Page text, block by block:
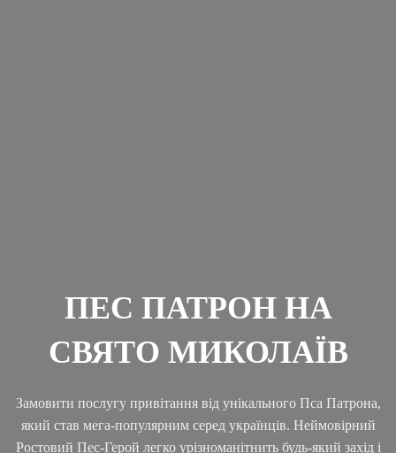
ПЕС ПАТРОН НА
СВЯТО МИКОЛАЇВ
Замовити послугу привітання від унікального Пса Патрона,
який став мега-популярним серед українців. Неймовірний
Ростовий Пес-Герой легко урізноманітнить будь-який захід і